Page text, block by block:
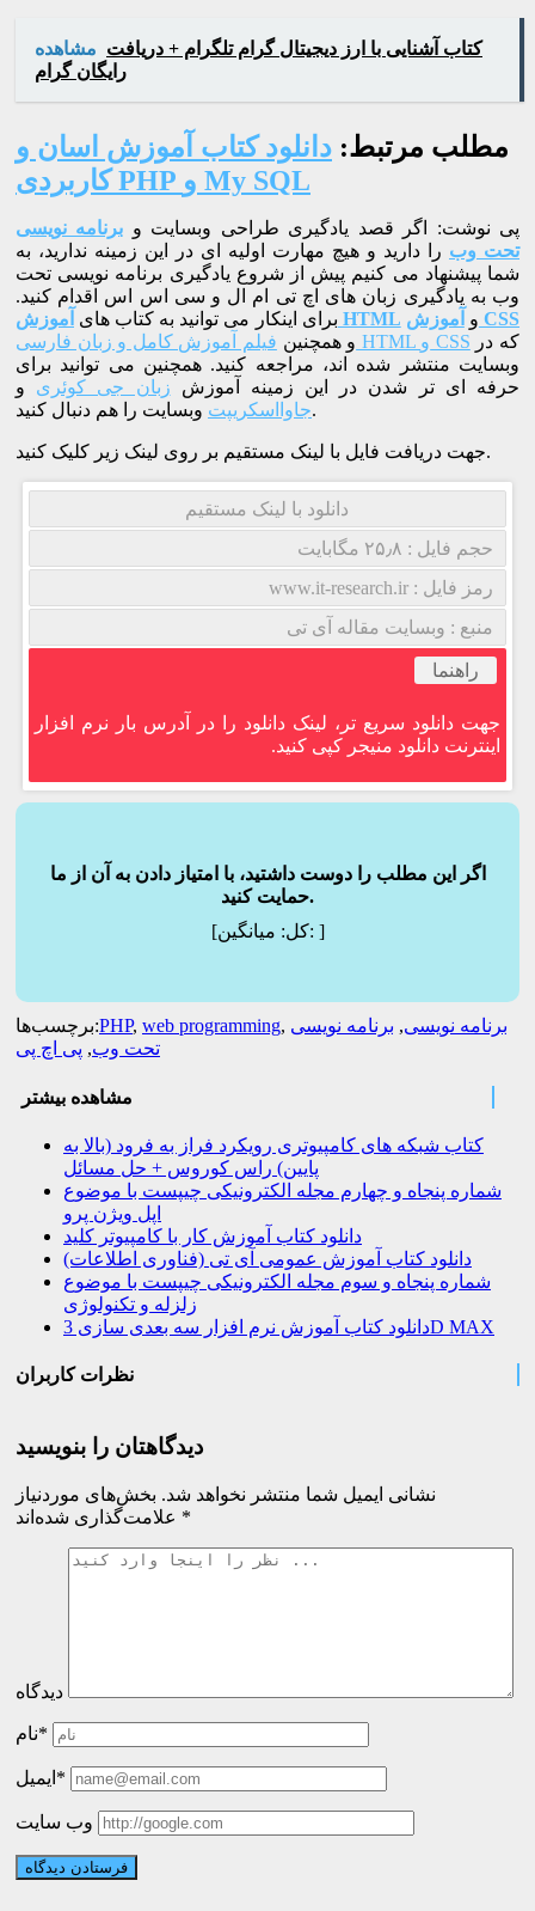
مشاهده کتاب آشنایی با ارز دیجیتال گرام تلگرام + دریافت
رایگان گرام
مطلب مرتبط: دانلود کتاب آموزش اسان و
کاربردی PHP و My SQL
پی نوشت: اگر قصد یادگیری طراحی وبسایت و برنامه نویسی
تحت وب را دارید و هیچ مهارت اولیه ای در این زمینه ندارید، به
شما پیشنهاد می کنیم پیش از شروع یادگیری برنامه نویسی تحت
وب به یادگیری زبان های اچ تی ام ال و سی اس اس اقدام کنید.
برای اینکار می توانید به کتاب های آموزش HTML و آموزش CSS
و همچنین
فیلم آموزش کامل و زبان فارسی HTML و CSS
وبسایت منتشر شده اند، مراجعه کنید. همچنین می توانید برای
حرفه ای تر شدن در این زمینه آموزش زبان جی کوئری و
جاوااسکریپتوبسایت را هم دنبال کنید.
جهت دریافت فایل با لینک مستقیم بر روی لینک زیر کلیک کنید.
دانلود با لینک مستقیم
حجم فایل : ۲۵٫۸ مگابایت
رمز فایل : www.it-research.ir
منبع : وبسایت مقاله آی تی
راهنما
جهت دانلود سریع تر، لینک دانلود را در آدرس بار نرم افزار
اینترنت دانلود منیجر کپی کنید.
اگر این مطلب را دوست داشتید، با امتیاز دادن به آن از ما
حمایت کنید.
[کل:میانگین: ]
برچسب‌ها:PHP, web programming, برنامه نویسی, برنامه نویسی
تحت وب, پی اچ پی
مشاهده بیشتر
کتاب شبکه های کامپیوتری رویکرد فراز به فرود (بالا به
پایین) راس کوروس + حل مسائل
شماره پنجاه و چهارم مجله الکترونیکی چیپست با موضوع
اپل ویژن پرو
دانلود کتاب آموزش کار با کامپیوتر کلید
دانلود کتاب آموزش عمومی آی تی (فناوری اطلاعات)
شماره پنجاه و سوم مجله الکترونیکی چیپست با موضوع
زلزله و تکنولوژی
دانلود کتاب آموزش نرم افزار سه بعدی سازی 3D MAX
نظرات کاربران
دیدگاهتان را بنویسید
نشانی ایمیل شما منتشر نخواهد شد. بخش‌های موردنیاز
*
دیدگاه
نام*
ایمیل*
وب سایت